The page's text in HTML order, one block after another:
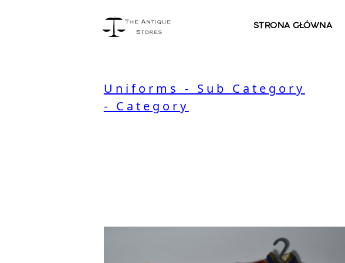
STRONA GŁÓWNA
Uniforms - Sub Category
- Category